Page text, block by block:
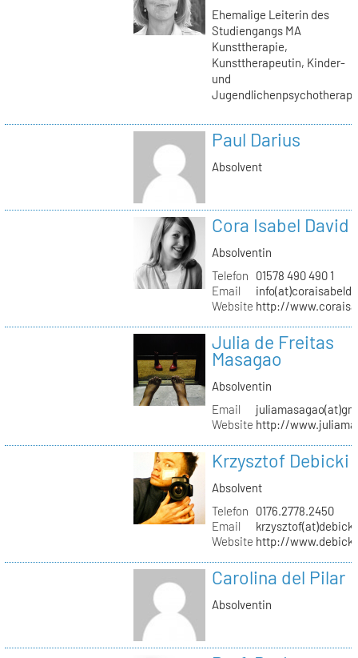
Ehemalige Leiterin des
Studiengangs MA
Kunsttherapie,
Kunsttherapeutin, Kinder-
und
Paul Darius
Absolvent
Cora Isabel David
Absolventin
Telefon
01578 490 490 1
Email
Website http://
Julia de Freitas
Masagao
Absolventin
Email
Website http://
Krzysztof Debicki
Absolvent
Telefon
0176.2778.2450
Email
Website http://
Carolina del Pilar
Absolventin